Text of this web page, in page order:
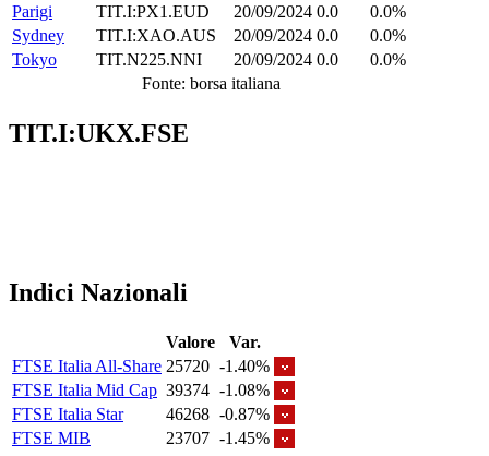
Parigi
TIT.I:PX1.EUD 20/09/2024 0.0
0.0%
Sydney
TIT.I:XAO.AUS 20/09/2024 0.0
0.0%
Tokyo
TIT.N225.NNI 20/09/2024 0.0
0.0%
Fonte: borsa italiana
TIT.I:UKX.FSE
Indici Nazionali
Valore
Var.
FTSE Italia All-Share 25720 -1.40%
FTSE Italia Mid Cap 39374 -1.08%
FTSE Italia Star
46268 -0.87%
FTSE MIB
23707 -1.45%